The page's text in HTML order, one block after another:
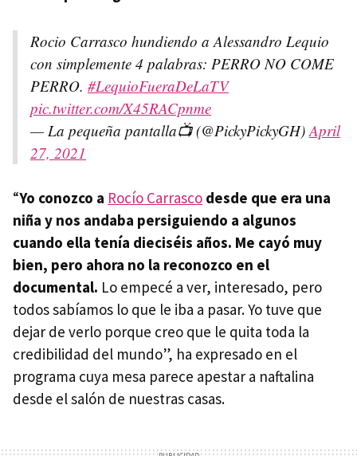
Rocio Carrasco hundiendo a Alessandro Lequio
con simplemente 4 palabras: PERRO NO COME
PERRO. #LequioFueraDeLaTV
pic.twitter.com/X45RACpnme
— La pequeña pantalla📺 (@PickyPickyGH)April
27, 2021
“Yo conozco a Rocío Carrasco desde que era una
niña y nos andaba persiguiendo a algunos
cuando ella tenía dieciséis años. Me cayó muy
bien, pero ahora no la reconozco en el
documental. Lo empecé a ver, interesado, pero
todos sabíamos lo que le iba a pasar. Yo tuve que
dejar de verlo porque creo que le quita toda la
credibilidad del mundo”, ha expresado en el
programa cuya mesa parece apestar a naftalina
desde el salón de nuestras casas.